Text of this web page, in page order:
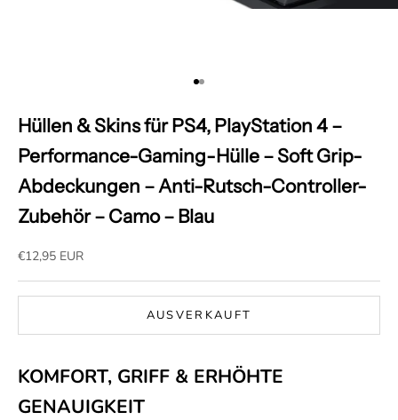
Gehe zu Element 1
Gehe zu Element 2
Hüllen & Skins für PS4, PlayStation 4 –
Performance-Gaming-Hülle – Soft Grip-
Abdeckungen – Anti-Rutsch-Controller-
Zubehör – Camo – Blau
Angebot
€12,95 EUR
AUSVERKAUFT
KOMFORT, GRIFF & ERHÖHTE
GENAUIGKEIT